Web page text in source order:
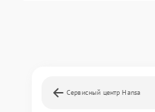
Сервисный центр Hansa